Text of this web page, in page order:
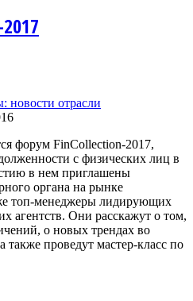
новости отрасли
форум FinCollection-2017,
с физических лиц в
в нем приглашены
органа на рынке
топ-менеджеры лидирующих
агентств. Они расскажут о том,
о новых трендах во
также проведут мастер-класс по